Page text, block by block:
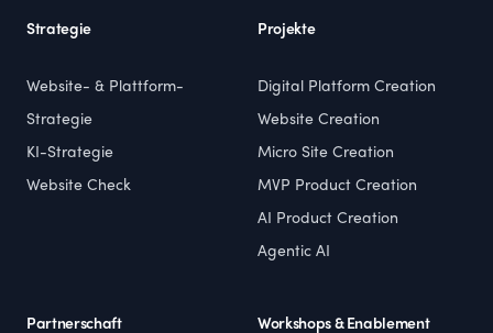
Strategie
Website- & Plattform-
Strategie
KI-Strategie
Website Check
Projekte
Digital Platform Creation
Website Creation
Micro Site Creation
MVP Product Creation
AI Product Creation
Agentic AI
Partnerschaft Workshops & Enablement